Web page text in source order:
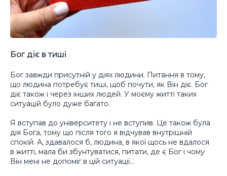
Бог діє в тиші
Бог завжди присутній у діях людини. Питання в тому,
що людина потребує тиші, щоб почути, як Він діє. Бог
діє також і через інших людей. У моєму житті таких
ситуацій було дуже багато.
Я вступав до університету і не вступив. Це також була
дія Бога, тому що після того я відчував внутрішній
спокій. А, здавалося б, людина, в якої щось не вдалося
в житті, мала би збунтуватися, питати, де є Бог і чому
Він мені не допоміг в цій ситуації…